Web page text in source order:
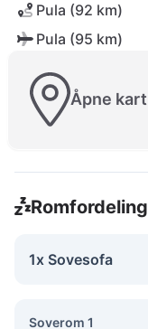
Pula (92 km)
Pula (95 km)
Åpne kart
Romfordeling
1x Sovesofa
Soverom 1